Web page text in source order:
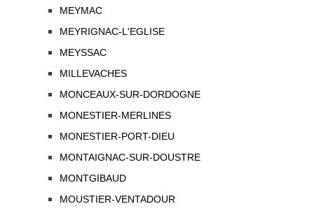
MEYMAC
MEYRIGNAC-L'EGLISE
MEYSSAC
MILLEVACHES
MONCEAUX-SUR-DORDOGNE
MONESTIER-MERLINES
MONESTIER-PORT-DIEU
MONTAIGNAC-SUR-DOUSTRE
MONTGIBAUD
MOUSTIER-VENTADOUR